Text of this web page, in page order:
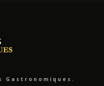
Gastronomiques.